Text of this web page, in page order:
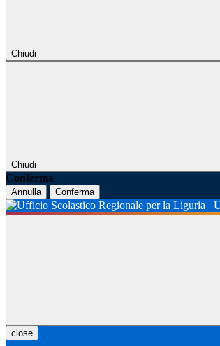
Chiudi
Chiudi
Conferma
Annulla Conferma
close